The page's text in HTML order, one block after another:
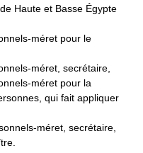
Haute et Basse Égypte
méret pour le
méret, secrétaire,
méret pour la
qui fait appliquer
méret, secrétaire,